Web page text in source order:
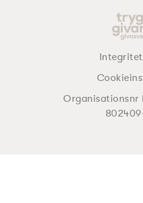
Organisationsnr